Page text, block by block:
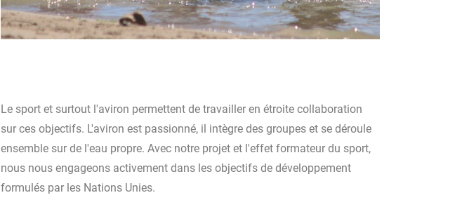
Le sport et surtout l'aviron permettent de travailler en étroite collaboration
sur ces objectifs. L'aviron est passionné, il intègre des groupes et se déroule
ensemble sur de l'eau propre. Avec notre projet et l'effet formateur du sport,
nous nous engageons activement dans les objectifs de développement
formulés par les Nations Unies.